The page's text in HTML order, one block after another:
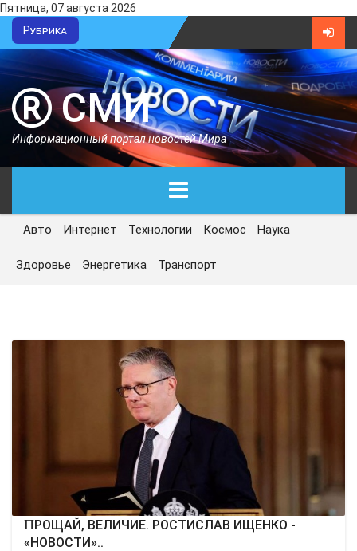
Пятница, 07 августа 2026
Рубрика
СМИ
Информационный портал новостей Мира
ГЛАВНАЯ
СЕГОДНЯ
ВОЕННЫЕ ДЕЙСТВИЯ
ПРОИСШЕСТВИЯ
Авто Интернет Технологии Космос Наука
Здоровье Энергетика Транспорт
ПРОЩАЙ, ВЕЛИЧИЕ. РОСТИСЛАВ ИЩЕНКО -
«НОВОСТИ»..